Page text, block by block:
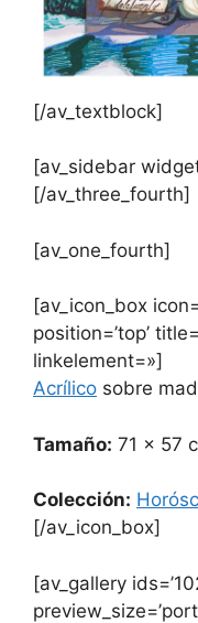
[/av_textblock]
[av_sidebar
[/av_three_fourth]
[av_one_fourth]
[av_icon_box
position=’top’
linkelement=»]
Acrílico sobre
Tamaño: 71 x 57
Colección:
[/av_icon_box]
[av_gallery